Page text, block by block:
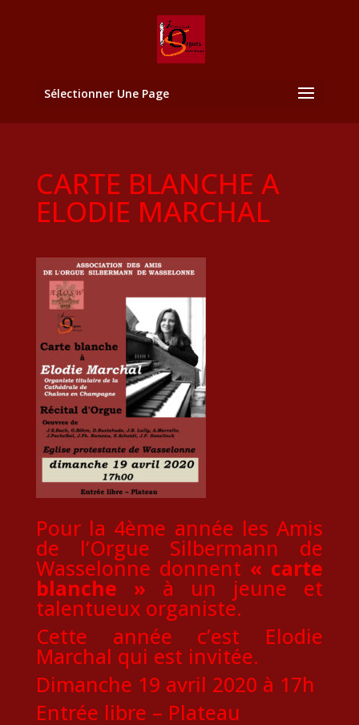
Sélectionner Une Page
CARTE BLANCHE A
ELODIE MARCHAL
Pour la 4ème année les Amis
de l’Orgue Silbermann de
Wasselonne donnent « carte
blanche » à un jeune et
talentueux organiste.
Cette année c’est Elodie
Marchal qui est invitée.
Dimanche 19 avril 2020 à 17h
Entrée libre – Plateau